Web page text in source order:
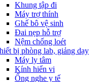
Khung tập đi
Máy trợ thính
Ghế bô vệ sinh
Đai nẹp hỗ trợ
Nệm chống loét
bị phòng lab, giảng dạy
Máy ly tâm
Kính hiển vi
Ống nghe y tế